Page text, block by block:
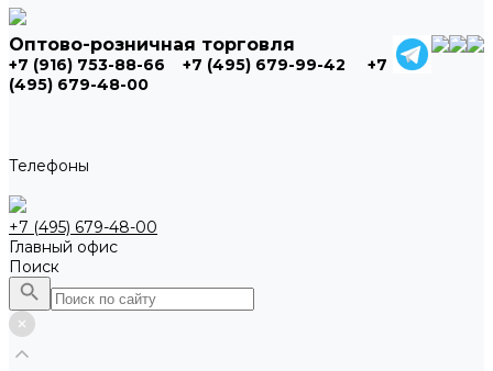
Оптово-розничная торговля
+7 (916) 753-88-66 +7 (495) 679-99-42
+7
(495) 679-48-00
Телефоны
+7 (495) 679-48-00
Главный офис
Поиск